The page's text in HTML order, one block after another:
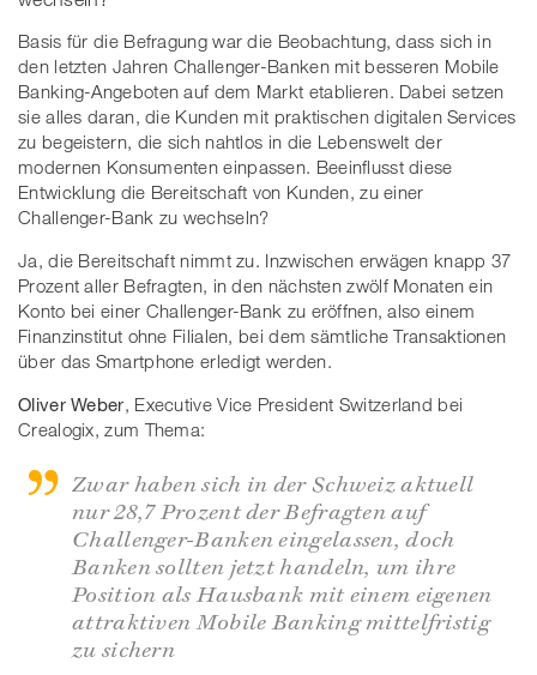
Basis für die Befragung war die Beobachtung, dass sich in
den letzten Jahren Challenger-Banken mit besseren Mobile
Banking-Angeboten auf dem Markt etablieren. Dabei setzen
sie alles daran, die Kunden mit praktischen digitalen Services
zu begeistern, die sich nahtlos in die Lebenswelt der
modernen Konsumenten einpassen. Beeinflusst diese
Entwicklung die Bereitschaft von Kunden, zu einer
Challenger-Bank zu wechseln?
Ja, die Bereitschaft nimmt zu. Inzwischen erwägen knapp 37
Prozent aller Befragten, in den nächsten zwölf Monaten ein
Konto bei einer Challenger-Bank zu eröffnen, also einem
Finanzinstitut ohne Filialen, bei dem sämtliche Transaktionen
über das Smartphone erledigt werden.
Oliver Weber, Executive Vice President Switzerland bei
Crealogix, zum Thema:
Zwar haben sich in der Schweiz aktuell
nur 28,7 Prozent der Befragten auf
Challenger-Banken eingelassen, doch
Banken sollten jetzt handeln, um ihre
Position als Hausbank mit einem eigenen
attraktiven Mobile Banking mittelfristig
zu sichern